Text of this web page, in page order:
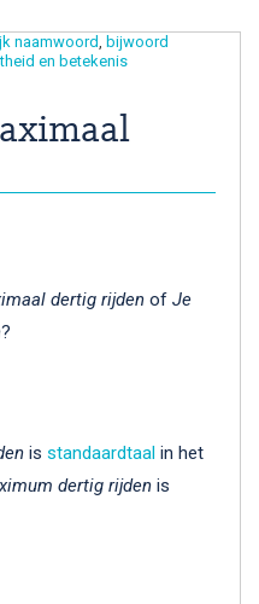
naamwoord
bijwoord
en betekenis
dertig rijden of Je
?
is standaardtaal in het
dertig rijden is